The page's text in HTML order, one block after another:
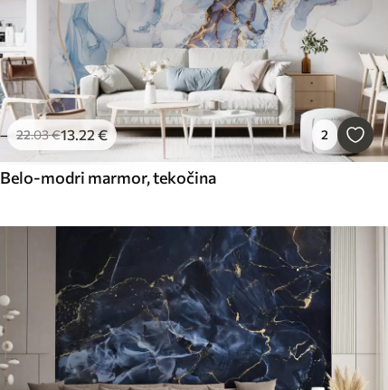
22.03€13.22€ 2
Belo-modri marmor, tekočina